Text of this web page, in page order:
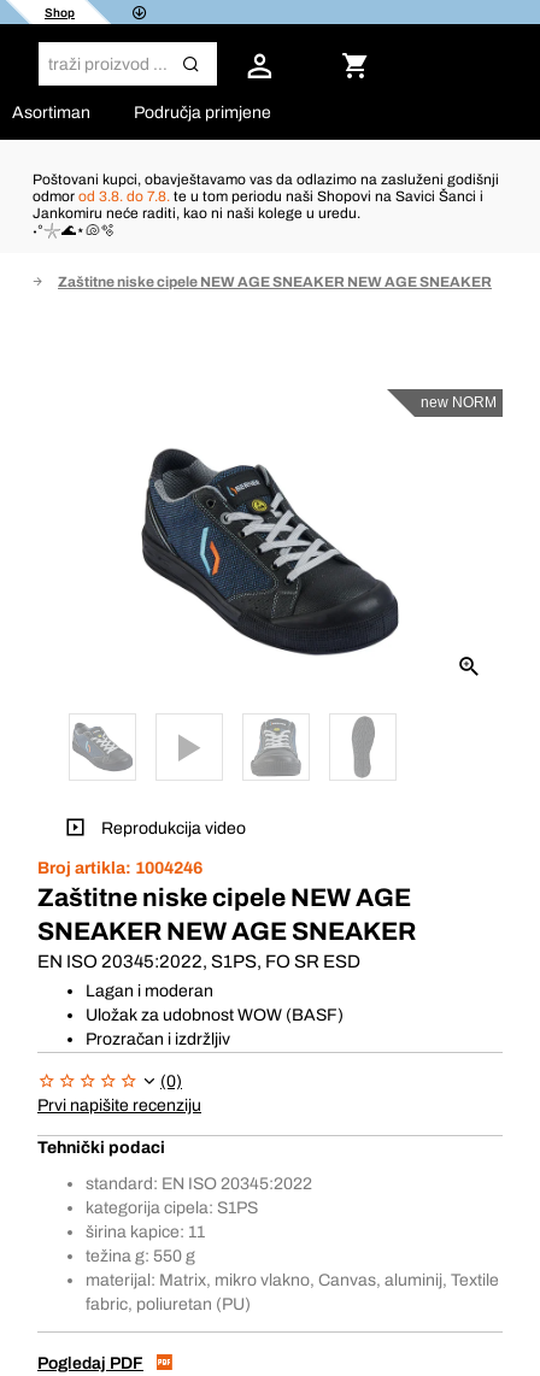
Shop
Asortiman Područja primjene
Poštovani kupci, obavještavamo vas da odlazimo na zasluženi godišnji
odmor od 3.8. do 7.8. te u tom periodu naši Shopovi na Savici Šanci i
Jankomiru neće raditi, kao ni naši kolege u uredu.
˖°𓇼🌊⋆🐚🫧
Zaštitne niske cipele NEW AGE SNEAKER NEW AGE SNEAKER
new NORM
Reprodukcija video
Broj artikla: 1004246
Zaštitne niske cipele NEW AGE
SNEAKER NEW AGE SNEAKER
EN ISO 20345:2022, S1PS, FO SR ESD
Lagan i moderan
Uložak za udobnost WOW (BASF)
Prozračan i izdržljiv
(0)
Prvi napišite recenziju
Tehnički podaci
standard: EN ISO 20345:2022
kategorija cipela: S1PS
širina kapice: 11
težina g: 550 g
materijal: Matrix, mikro vlakno, Canvas, aluminij, Textile
fabric, poliuretan (PU)
Pogledaj PDF